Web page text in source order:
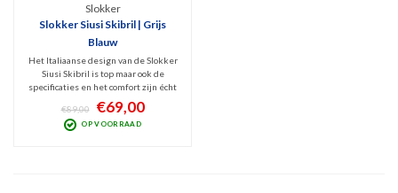
Slokker
Slokker Siusi Skibril | Grijs
Blauw
Het Italiaanse design van de Slokker
Siusi Skibril is top maar ook de
specificaties en het comfort zijn écht
op niveau. De geventileerde,
sferische lens met harde
spiegelcoating is niet alleen cool, hij
€89,00 €69,00
OP VOORRAAD